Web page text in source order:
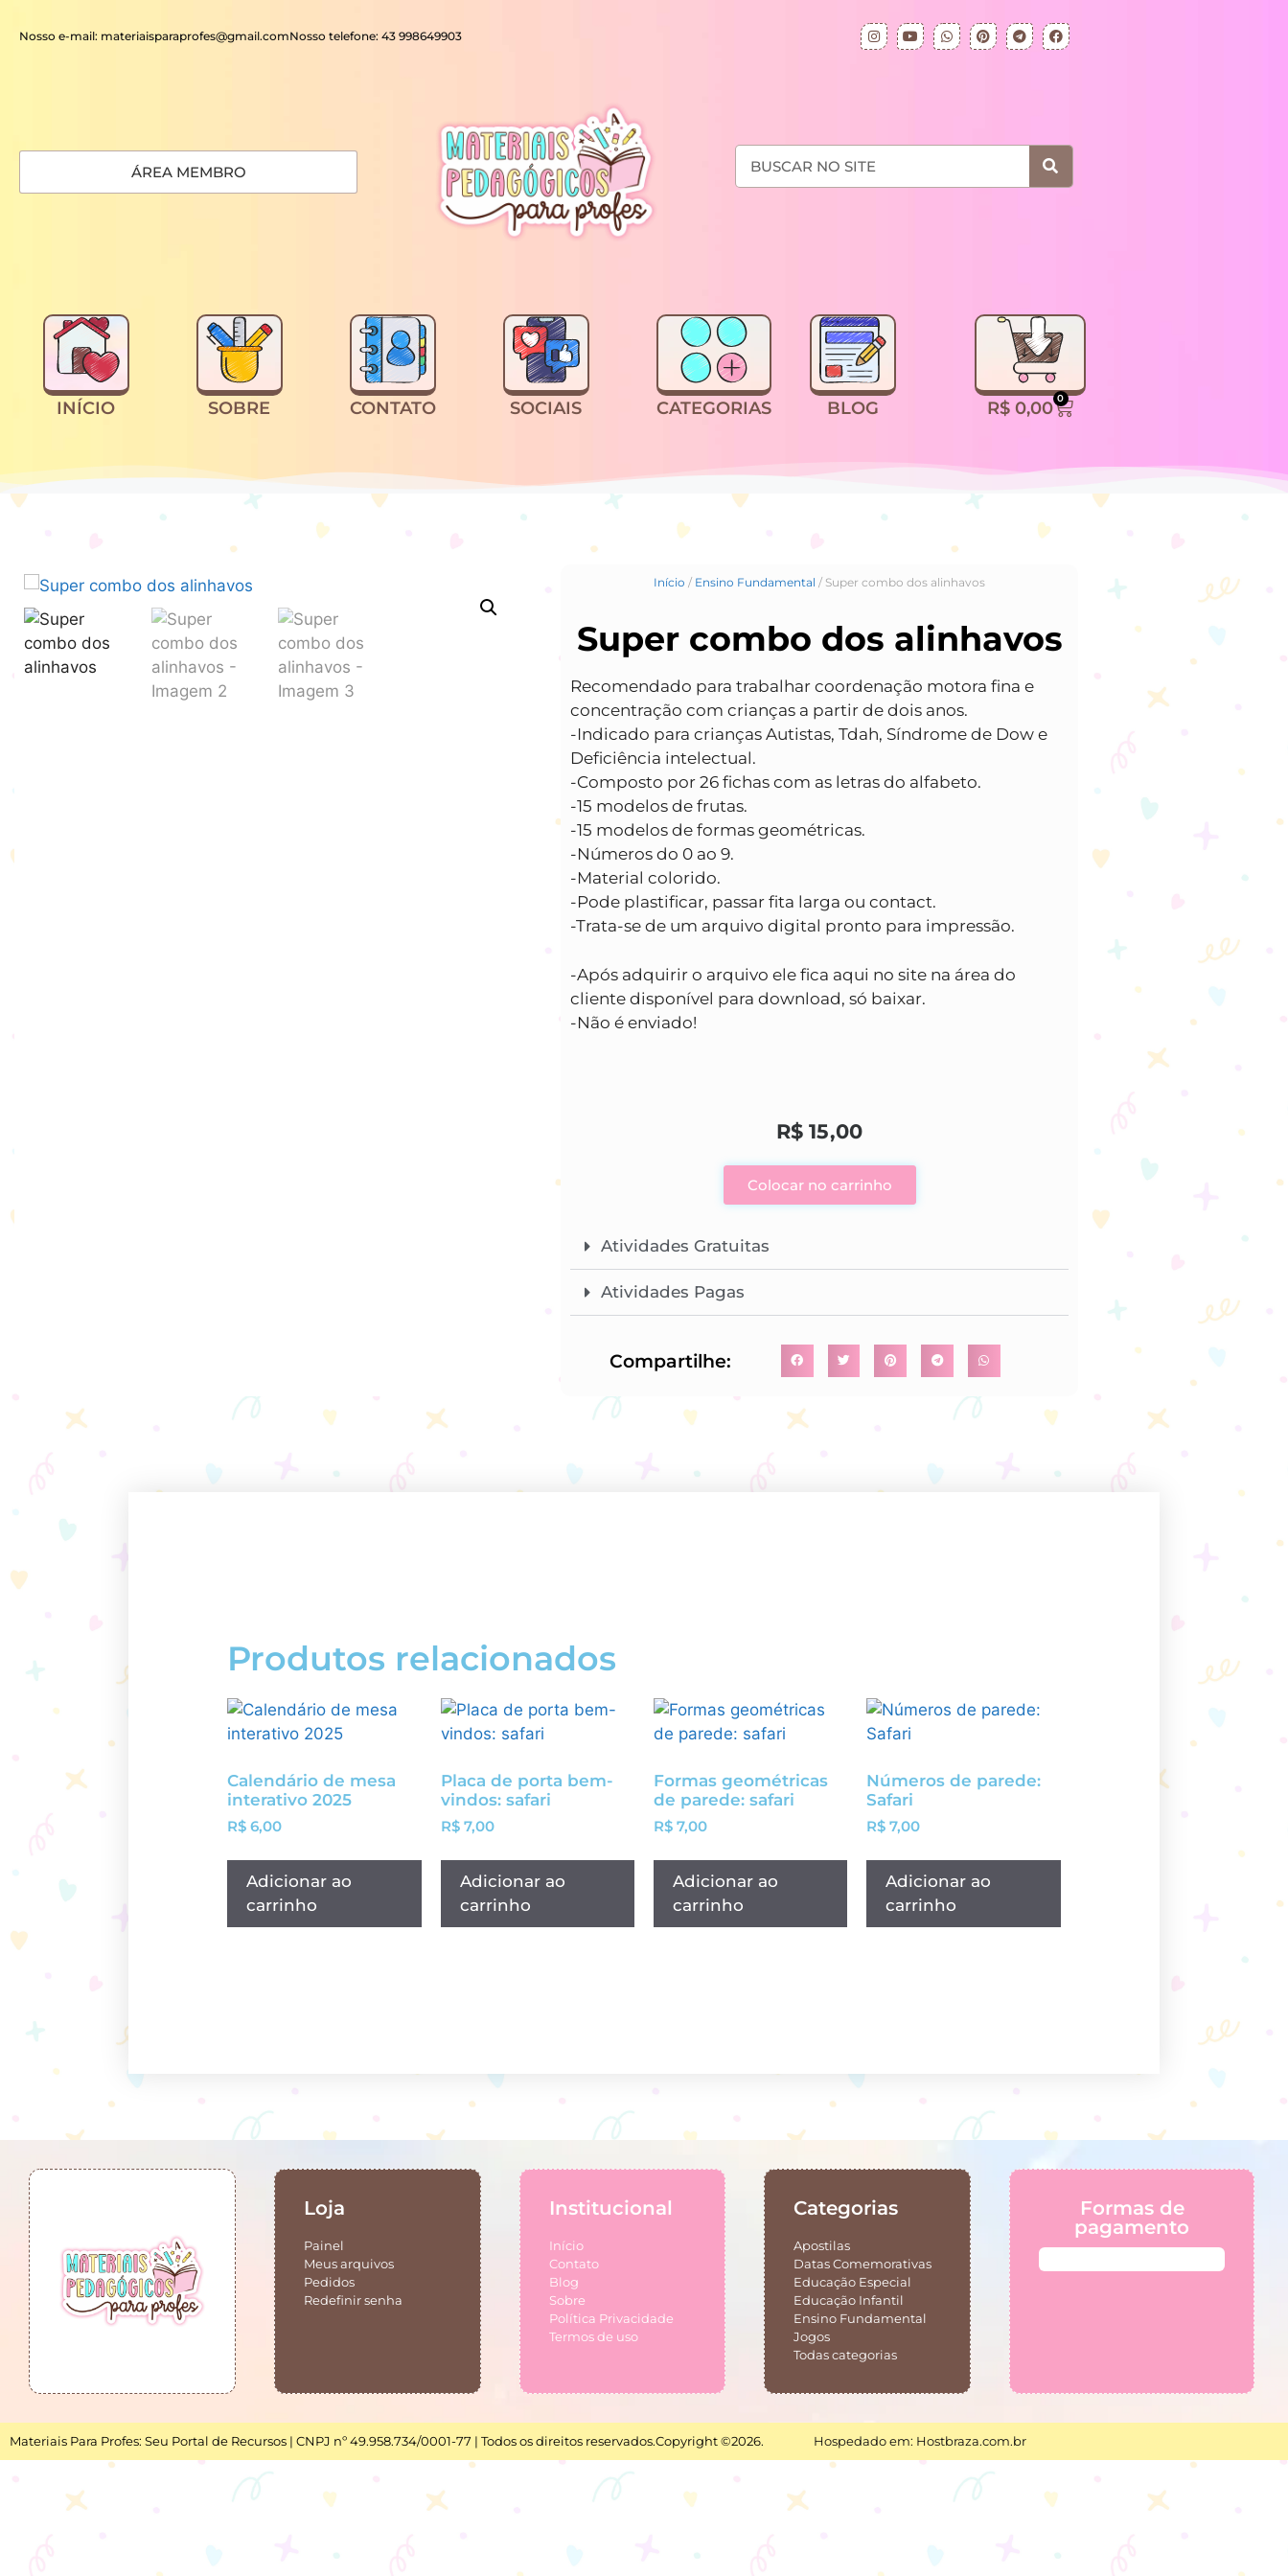
Nosso e-mail: materiaisparaprofes@gmail.comNosso telefone: 43 998649903
ÁREA MEMBRO
INÍCIO SOBRE CONTATO SOCIAIS CATEGORIAS BLOG R$0,00 0
Início / Ensino Fundamental / Super combo dos alinhavos
Super combo dos alinhavos
Recomendado para trabalhar coordenação motora fina e
concentração com crianças a partir de dois anos.
-Indicado para crianças Autistas, Tdah, Síndrome de Dow e
Deficiência intelectual.
-Composto por 26 fichas com as letras do alfabeto.
-15 modelos de frutas.
-15 modelos de formas geométricas.
-Números do 0 ao 9.
-Material colorido.
-Pode plastificar, passar fita larga ou contact.
-Trata-se de um arquivo digital pronto para impressão.
-Após adquirir o arquivo ele fica aqui no site na área do
cliente disponível para download, só baixar.
-Não é enviado!
R$ 15,00
Colocar no carrinho
Atividades Gratuitas
Atividades Pagas
Compartilhe:
Produtos relacionados
Calendário de mesa
interativo 2025
R$ 6,00
Adicionar ao
carrinho
Placa de porta bem-
vindos: safari
R$7,00
Adicionar ao
carrinho
Formas geométricas
de parede: safari
R$7,00
Adicionar ao
carrinho
Números de parede:
Safari
R$ 7,00
Adicionar ao
carrinho
Loja
Painel
Meus arquivos
Pedidos
Redefinir senha
Institucional
Início
Contato
Blog
Sobre
Política Privacidade
Termos de uso
Categorias
Apostilas
Datas Comemorativas
Educação Especial
Educação Infantil
Ensino Fundamental
Jogos
Todas categorias
Formas de
pagamento
Materiais Para Profes: Seu Portal de Recursos | CNPJ nº 49.958.734/0001-77 | Todos os direitos reservados.Copyright ©2026. Hospedado em: Hostbraza.com.br